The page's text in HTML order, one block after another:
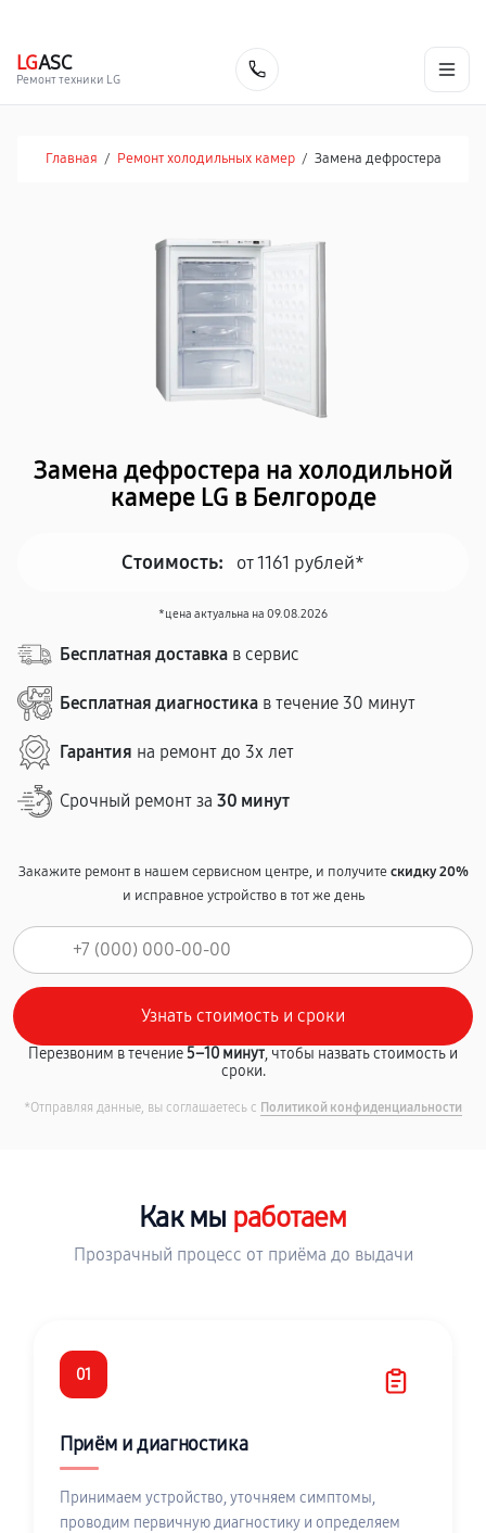
LGASC
Ремонт техники LG
Главная / Ремонт холодильных камер / Замена дефростера
Замена дефростера на холодильной
камере LG в Белгороде
Стоимость: от 1161 рублей*
*цена актуальна на 09.08.2026
Бесплатная доставка в сервис
Бесплатная диагностика в течение 30 минут
Гарантия на ремонт до 3х лет
Срочный ремонт за 30 минут
Закажите ремонт в нашем сервисном центре, и получитескидку 20%
и исправное устройство в тот же день
Перезвоним в течение5–10 минут, чтобы назвать стоимость и
сроки.
*Отправляя данные, вы соглашаетесь с Политикой конфиденциальности
Как мы работаем
Прозрачный процесс от приёма до выдачи
01
Приём и диагностика
Принимаем устройство, уточняем симптомы,
проводим первичную диагностику и определяем